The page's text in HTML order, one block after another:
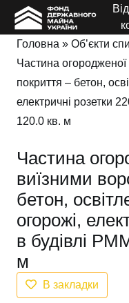
Головна » Об’єкти
Частина
покриття – бетон,
електричні розетки
120.0 кв. м
Частина
виїзними
бетон,
огорожі,
в будівлі
м
В закладки